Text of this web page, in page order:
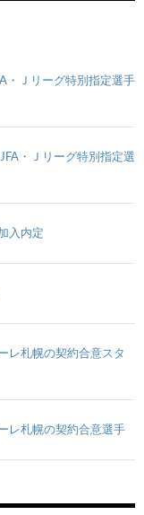
・Ｊリーグ特別指定選手
・Ｊリーグ特別指定選
入内定
レ札幌の契約合意スタ
レ札幌の契約合意選手